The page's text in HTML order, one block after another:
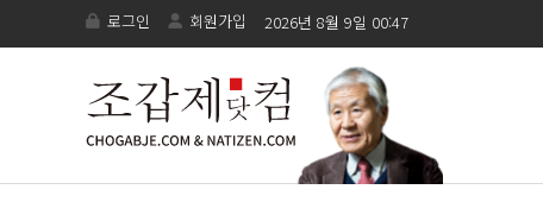
로그인 회원가입 2026년 8월 9일 00:47